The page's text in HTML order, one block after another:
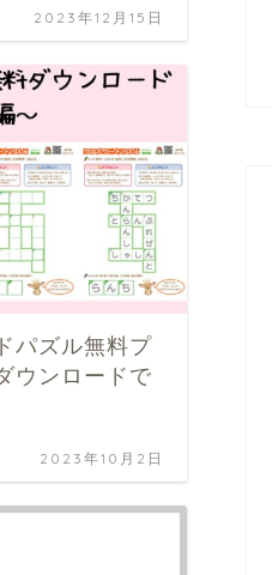
2023年12月15日
パズル無料プ
ウンロードで
2023年10月2日